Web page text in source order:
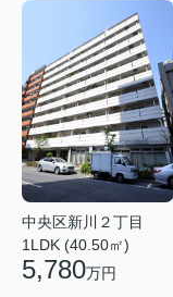
中央区新川２丁目
1LDK (40.50㎡)
5,780万円